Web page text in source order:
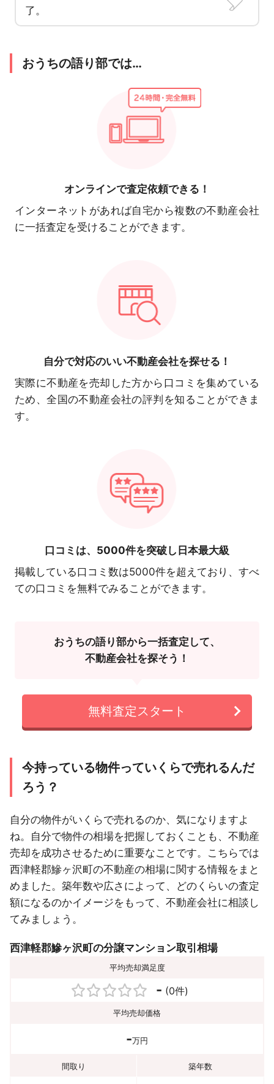
了。
おうちの語り部では…
オンラインで査定依頼できる！
インターネットがあれば自宅から複数の不動産会社
に一括査定を受けることができます。
自分で対応のいい不動産会社を探せる！
実際に不動産を売却した方から口コミを集めている
ため、全国の不動産会社の評判を知ることができま
す。
口コミは、 5000件を突破し日本最大級
掲載している口コミ数は5000件を超えており、すべ
ての口コミを無料でみることができます。
おうちの語り部から一括査定して、
不動産会社を探そう！
無料査定スタート
今持っている物件っていくらで売れるんだ
ろう？
自分の物件がいくらで売れるのか、気になりますよ
ね。自分で物件の相場を把握しておくことも、不動産
売却を成功させるために重要なことです。こちらでは
西津軽郡鰺ヶ沢町の不動産の相場に関する情報をまと
めました。築年数や広さによって、どのくらいの査定
額になるのかイメージをもって、不動産会社に相談し
てみましょう。
西津軽郡鰺ヶ沢町の分譲マンション取引相場
平均売却満足度
- (0件)
平均売却価格
-万円
間取り 築年数